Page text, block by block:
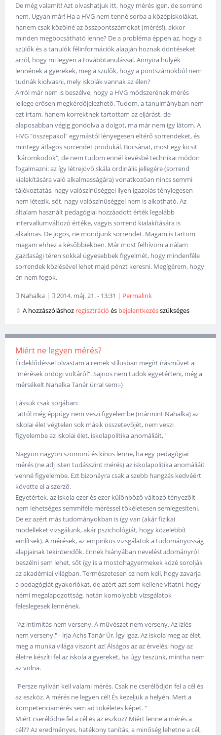
De még valamit! Azt olvashatjuk itt, hogy mérés igen, de sorrend
nem. Ugyan már! Ha a HVG nem tenné sorba a középiskolákat,
hanem csak közölné az összpontszámokat (mérés!), akkor
minden megbocsátható lenne? De a probléma éppen az, hogy a
szülők és a tanulók félinformációk alapján hoznak döntéseket
arról, hogy mi legyen a továbbtanulással. Annyira hülyék
lennének a gyerekek, meg a szülők, hogy a pontszámokból nem
tudnák kiolvasni, mely iskolák vannak az élen?
Arról már nem is beszélve, hogy a HVG módszerének mérés
jellege erősen megkérdőjelezhető. Tudom, a tanulmányban nem
ezt írtam, hanem korrektnek tartottam az eljárást, de
alaposabban végig gondolva a dolgot, ma már nem így látom. A
HVG "összepakol" egymástól lényegesen eltérő sorrendeket, és
mintegy átlagos sorrendet produkál. Bocsánat, most egy kicsit
"káromkodok", de nem tudom ennél kevésbé technikai módon
fogalmazni: az így létrejövő skála ordinális jellegére (sorrend
kialakítására való alkalmasságára) vonatkozóan nincs semmi
tájékoztatás, nagy valószínűséggel ilyen igazolás ténylegesen
nem létezik, sőt, nagy valószínűséggel nem is alkotható. Az
általam használt pedagógiai hozzáadott érték legalább
intervallumváltozó értéke, vagyis sorrend kialakítására is
alkalmas. De jogos, ne mondjunk sorrendet. Magam is tartom
magam ehhez a későbbiekben. Már most felhívom a nálam
gazdasági téren sokkal ügyesebbek figyelmét, hogy mindenféle
sorrendek közlésével lehet majd pénzt keresni. Megígérem, hogy
én nem fogok.
Nahalka | 2014. máj. 21. - 13:31 | Permalink
A hozzászóláshoz regisztráció és bejelentkezésszükséges
Miért ne legyen mérés?
Érdeklődéssel olvastam a remek stílusban megírt írásművet a
"mérések ördögi voltáról". Sajnos nem tudok egyetérteni, még a
mérsékelt Nahalka Tanár úrral sem:-)
Lássuk csak sorjában:
"attól még éppúgy nem veszi figyelembe (mármint Nahalka) az
iskolai élet végtelen sok másik összetevőjét, nem veszi
figyelembe az iskolai élet, iskolapolitika anomáliáit,"
Nagyon nagyon szomorú és kínos lenne, ha egy pedagógiai
mérés (ne adj isten tudásszint mérés) az iskolapolitika anomáliáit
venné figyelembe. Ezt bizonáyra csak a szebb hangzás kedvéért
követte el a szerző.
Egyetértek, az iskola ezer és ezer különböző változó tényezőit
nem lehetséges semmiféle méréssel tökéletesen semlegesíteni.
De ez azért más tudományokban is így van (akár fizikai
modelleket vizsgálunk, akár pszichológiát, hogy közelebbít
említsek). A mérések, az empirikus vizsgálatok a tudományosság
alapjainak tekintendők. Ennek hiányában neveléstudományról
beszélni sem lehet, sőt így is a mostohagyermekek közé sorolják
az akadémiai világban. Természetesen ez nem kell, hogy zavarja
a pedagógiát gyakorlókat, de azért azt sem kellene vitatni, hogy
némi megalapozottság, netán komolyabb vizsgálatok
feleslegesek lennének.
"Az intimitás nem verseny. A művészet nem verseny. Az ízlés
nem verseny." - írja Achs Tanár Úr. Így igaz. Az iskola meg az élet,
meg a munka világa viszont az! Álságos az az érvelés, hogy az
életre készíti fel az iskola a gyereket, ha úgy teszünk, mintha nem
az volna.
"Persze nyilván kell valami mérés. Csak ne cserélődjön fel a cél és
az eszköz. A mérés ne legyen cél! És kezeljük a helyén. Mert a
kompetenciamérés sem ad tökéletes képet. "
Miért cserélődne fel a cél és az eszköz? Miért lenne a mérés a
cél?? Az eredményes, hatékony tanítás, a minőség lehetne a cél,